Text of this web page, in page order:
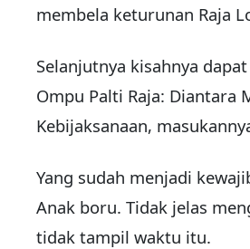
membela keturunan Raja
Selanjutnya kisahnya
Ompu Palti Raja: Diantara
Kebijaksanaan,
Yang sudah menjadi
Anak boru. Tidak jelas
tidak tampil waktu itu.